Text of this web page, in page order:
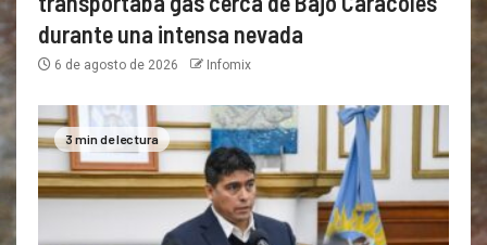
durante una intensa nevada
6 de agosto de 2026 Infomix
3 min de lectura